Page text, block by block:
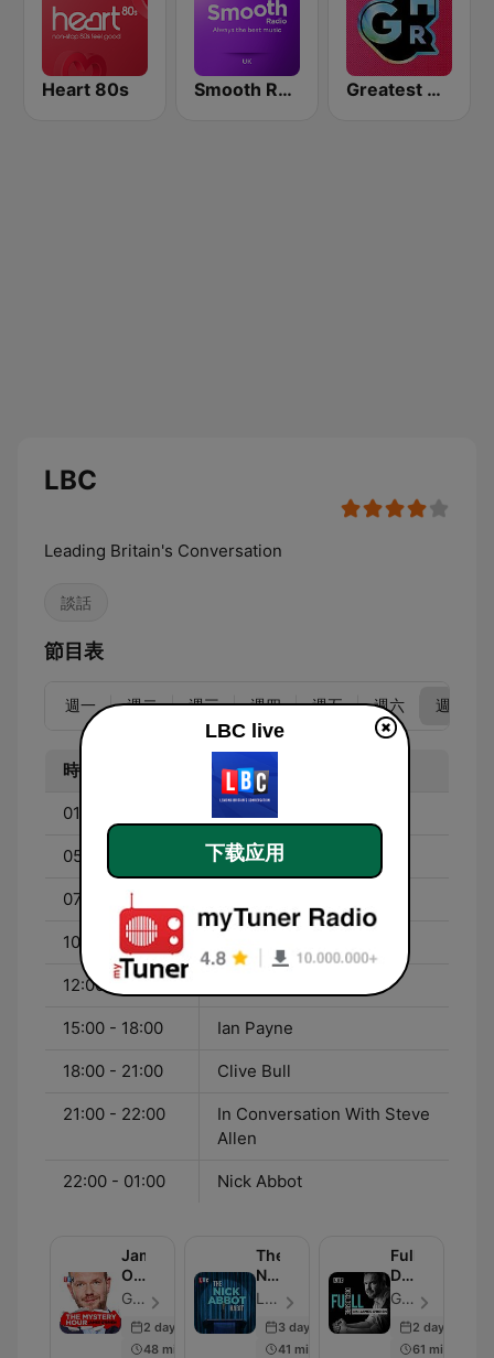
Heart 80s Smooth Radio UK Greatest Hits Radio
LBC
Leading Britain's Conversation
談話
節目表
週一 週二 週三 週四 週五 週六 週日
時間 節目
01:00 - 05:00 Richard Spurr
05:00 - 07:00 Steve Allen
07:00 - 10:00
10:00 - 12:00
12:00 - 15:00
15:00 - 18:00 Ian Payne
18:00 - 21:00 Clive Bull
21:00 - 22:00
In Conversation With Steve
Allen
22:00 - 01:00 Nick Abbot
James
O'Brien's
Mystery
Hour
Global - 單集 611
2 days ago
48 min
The
Nick
Abbot
Habit
LBC - 單集 416
3 days ago
41 min
Full
Disclosure
with
James
O'Brien
Global - 單集 342
2 days ago
61 min
LBC live
下载应用